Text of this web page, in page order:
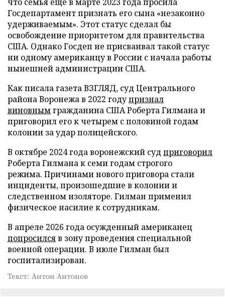
что семья еще в марте 2023 года просила
Госдепартамент признать его сына «незаконно
удерживаемым». Этот статус сделал бы
освобождение приоритетом для правительства
США. Однако Госдеп не присваивал такой статус
ни одному американцу в России с начала работы
нынешней администрации США.
Как писала газета ВЗГЛЯД, суд Центрального
района Воронежа в 2022 годупризнал
виновнымгражданина США Роберта Гилмана и
приговорил его к четырем с половиной годам
колонии за удар полицейского.
В октябре 2024 года воронежский суд приговорил
Роберта Гилмана к семи годам строгого
режима. Причинами нового приговора стали
инциденты, произошедшие в колонии и
следственном изоляторе. Гилман применил
физическое насилие к сотрудникам.
В апреле 2026 года осужденный американец
попросилсяв зону проведения специальной
военной операции. В июле Гилман был
госпитализирован.
Текст: Антон Антонов